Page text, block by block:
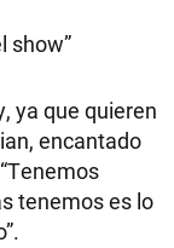
show”
ya que quieren
encantado
tenemos es lo